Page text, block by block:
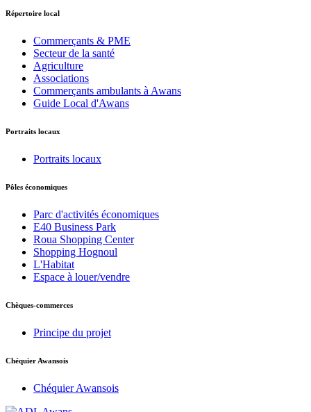
Répertoire local
Commerçants & PME
Secteur de la santé
Agriculture
Associations
Commerçants ambulants à Awans
Guide Local d'Awans
Portraits locaux
Portraits locaux
Pôles économiques
Parc d'activités économiques
E40 Business Park
Roua Shopping Center
Shopping Hognoul
L'Habitat
Espace à louer/vendre
Chèques-commerces
Principe du projet
Chéquier Awansois
Chéquier Awansois